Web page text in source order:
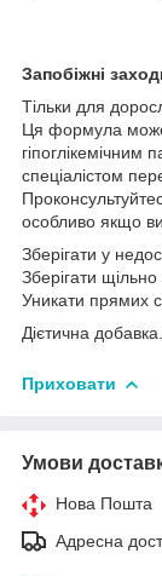
Запобіжні
Тільки для
Ця формула може
гіпоглікемічним
спеціалістом
особливо якщо ви
Зберігати у
Зберігати
Уникати прямих
Дієтична
Приховати
Умови
Нова Пошта
Адресна